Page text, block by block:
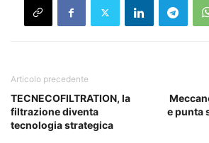
Articolo precedente
TECNECOFILTRATION, la
filtrazione diventa
tecnologia strategica
e punta